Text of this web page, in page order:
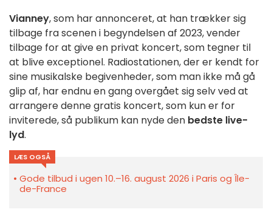
Vianney, som har annonceret, at han trækker sig
tilbage fra scenen i begyndelsen af 2023, vender
tilbage for at give en privat koncert, som tegner til
at blive exceptionel. Radiostationen, der er kendt for
sine musikalske begivenheder, som man ikke må gå
glip af, har endnu en gang overgået sig selv ved at
arrangere denne gratis koncert, som kun er for
inviterede, så publikum kan nyde den bedste live-
lyd.
LÆS OGSÅ
Gode tilbud i ugen 10.–16. august 2026 i Paris og Île-
de-France